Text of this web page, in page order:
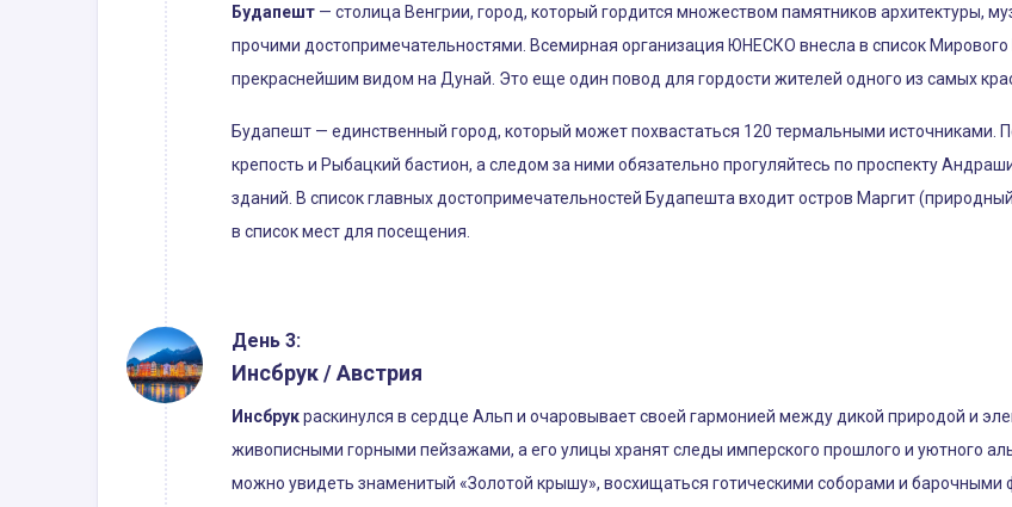
Будапешт — столица Венгрии, город, который гордится множеством памятников архитектуры,
прочими достопримечательностями. Всемирная организация ЮНЕСКО внесла в список
прекраснейшим видом на Дунай. Это еще один повод для гордости жителей одного из самых
Будапешт — единственный город, который может похвастаться 120 термальными источниками.
крепость и Рыбацкий бастион, а следом за ними обязательно прогуляйтесь по проспекту
зданий. В список главных достопримечательностей Будапешта входит остров Маргит
в список мест для посещения.
День 3:
Инсбрук / Австрия
Инсбрукраскинулся в сердце Альп и очаровывает своей гармонией между дикой природой и
живописными горными пейзажами, а его улицы хранят следы имперского прошлого и уютного
можно увидеть знаменитый «Золотой крышу», восхищаться готическими соборами и барочными